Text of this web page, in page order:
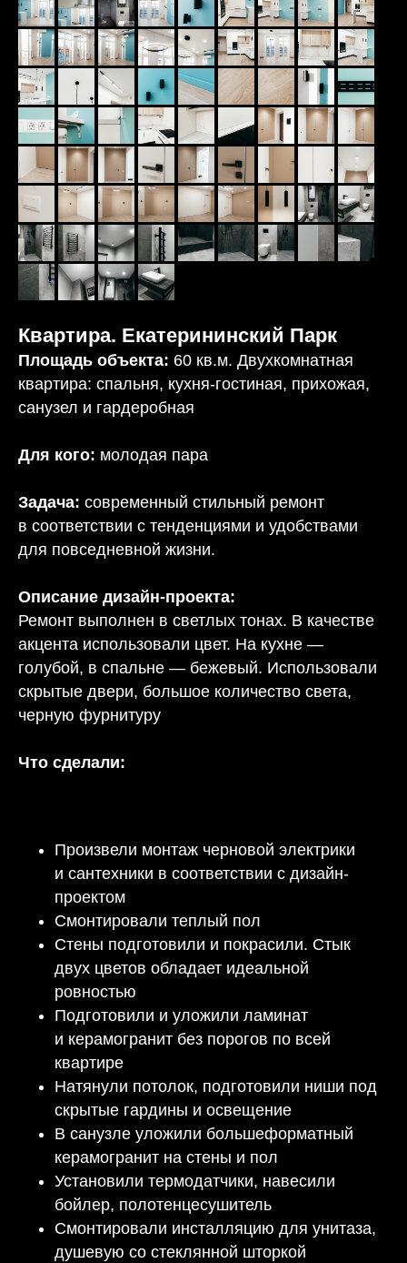
Квартира. Екатерининский Парк
Площадь объекта: 60 кв.м. Двухкомнатная
квартира: спальня, кухня-гостиная, прихожая,
санузел и гардеробная
Для кого: молодая пара
Задача: современный стильный ремонт
в соответствии с тенденциями и удобствами
для повседневной жизни.
Описание дизайн-проекта:
Ремонт выполнен в светлых тонах. В качестве
акцента использовали цвет. На кухне —
голубой, в спальне — бежевый. Использовали
скрытые двери, большое количество света,
черную фурнитуру
Что сделали:
Произвели монтаж черновой электрики
и сантехники в соответствии с дизайн-
проектом
Смонтировали теплый пол
Стены подготовили и покрасили. Стык
двух цветов обладает идеальной
ровностью
Подготовили и уложили ламинат
и керамогранит без порогов по всей
квартире
Натянули потолок, подготовили ниши под
скрытые гардины и освещение
В санузле уложили большеформатный
керамогранит на стены и пол
Установили термодатчики, навесили
бойлер, полотенцесушитель
Смонтировали инсталляцию для унитаза,
душевую со стеклянной шторкой